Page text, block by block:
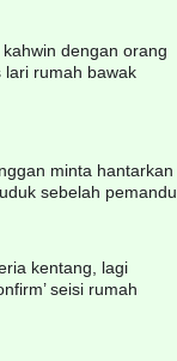
dengan orang
rumah bawak
minta hantarkan
sebelah pemandu
kentang, lagi
seisi rumah